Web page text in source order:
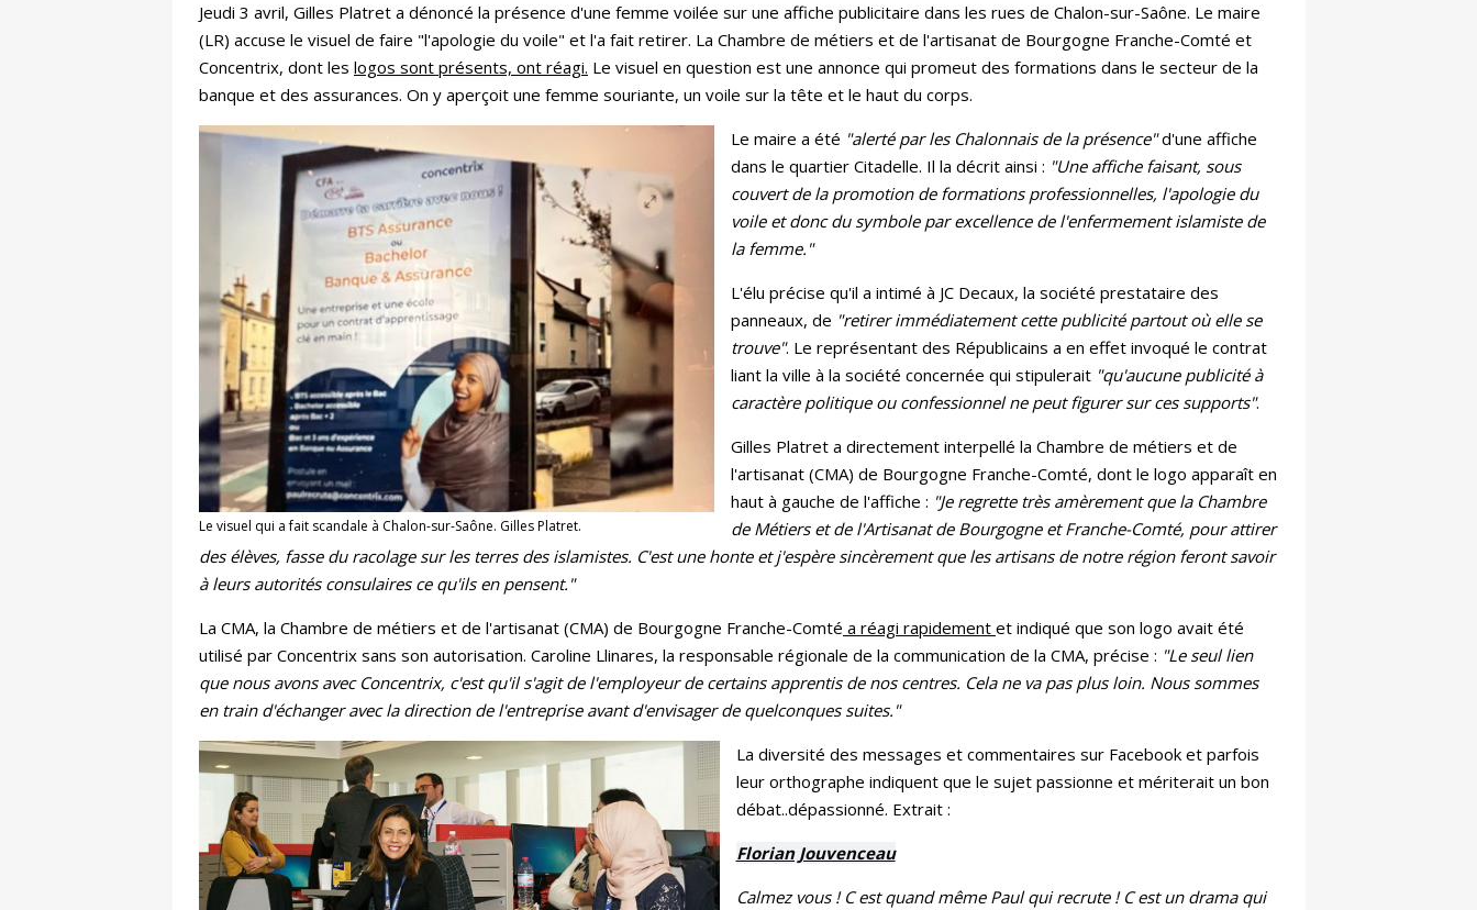
Jeudi 3 avril, Gilles Platret a dénoncé la présence d'une femme voilée sur une affiche publicitaire dans les rues de Chalon-sur-Saône. Le maire
(LR) accuse le visuel de faire "l'apologie du voile" et l'a fait retirer. La Chambre de métiers et de l'artisanat de Bourgogne Franche-Comté et
Concentrix, dont les logos sont présents, ont réagi. Le visuel en question est une annonce qui promeut des formations dans le secteur de la
banque et des assurances. On y aperçoit une femme souriante, un voile sur la tête et le haut du corps.
Le visuel qui a fait scandale à Chalon-sur-Saône. Gilles Platret.
Le maire a été "alerté par les Chalonnais de la présence"d'une affiche
dans le quartier Citadelle. Il la décrit ainsi : "Une affiche faisant, sous
couvert de la promotion de formations professionnelles, l'apologie du
voile et donc du symbole par excellence de l'enfermement islamiste de
la femme."
L'élu précise qu'il a intimé à JC Decaux, la société prestataire des
panneaux, de "retirer immédiatement cette publicité partout où elle se
trouve". Le représentant des Républicains a en effet invoqué le contrat
liant la ville à la société concernée qui stipulerait "qu'aucune publicité à
caractère politique ou confessionnel ne peut figurer sur ces supports".
Gilles Platret a directement interpellé la Chambre de métiers et de
l'artisanat (CMA) de Bourgogne Franche-Comté, dont le logo apparaît en
haut à gauche de l'affiche : "Je regrette très amèrement que la Chambre
de Métiers et de l'Artisanat de Bourgogne et Franche-Comté, pour attirer
des élèves, fasse du racolage sur les terres des islamistes. C'est une honte et j'espère sincèrement que les artisans de notre région feront savoir
à leurs autorités consulaires ce qu'ils en pensent."
La CMA, la Chambre de métiers et de l'artisanat (CMA) de Bourgogne Franche-Comté a réagi rapidement et indiqué que son logo avait été
utilisé par Concentrix sans son autorisation. Caroline Llinares, la responsable régionale de la communication de la CMA, précise : "Le seul lien
que nous avons avec Concentrix, c'est qu'il s'agit de l'employeur de certains apprentis de nos centres. Cela ne va pas plus loin. Nous sommes
en train d'échanger avec la direction de l'entreprise avant d'envisager de quelconques suites."
La diversité des messages et commentaires sur Facebook et parfois
leur orthographe indiquent que le sujet passionne et mériterait un bon
débat..dépassionné. Extrait :
Florian Jouvenceau
Calmez vous ! C est quand même Paul qui recrute ! C est un drama qui